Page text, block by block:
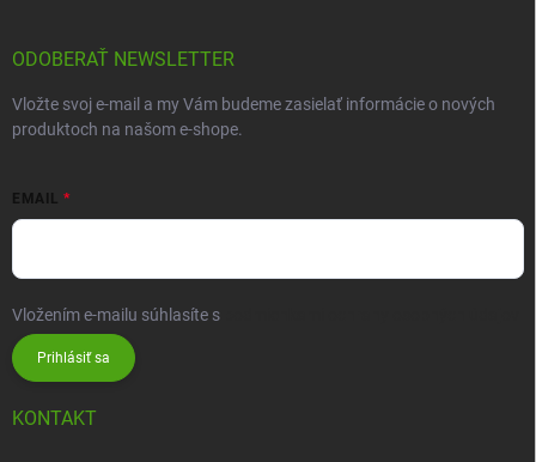
ODOBERAŤ NEWSLETTER
Vložte svoj e-mail a my Vám budeme zasielať informácie o nových
produktoch na našom e-shope.
EMAIL
Vložením e-mailu súhlasíte s
Prihlásiť sa
KONTAKT